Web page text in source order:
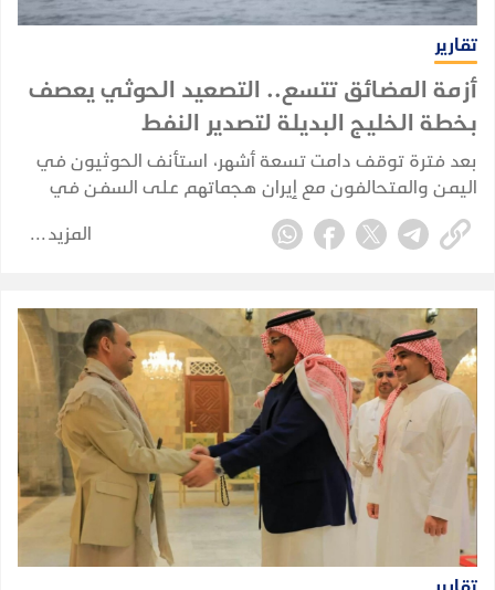
تقارير
أزمة المضائق تتسع.. التصعيد الحوثي يعصف
بخطة الخليج البديلة لتصدير النفط
بعد فترة توقف دامت تسعة أشهر، استأنف الحوثيون في
اليمن والمتحالفون مع إيران هجماتهم على السفن في
خصمهم القديم، المملكة العربية السعودية.
المزيد